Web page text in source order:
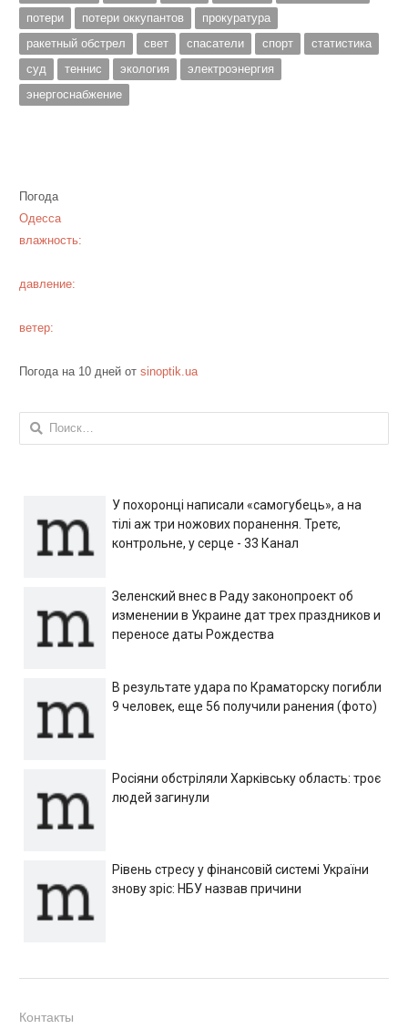
потери
потери оккупантов
прокуратура
ракетный обстрел
свет спасатели спорт
статистика
суд
теннис экология
электроэнергия
энергоснабжение
Погода
Одесса
влажность:
давление:
ветер:
Погода на 10 дней от sinoptik.ua
Найти:
У похоронці написали «самогубець», а на
тілі аж три ножових поранення. Третє,
контрольне, у серце - 33 Канал
Зеленский внес в Раду законопроект об
изменении в Украине дат трех праздников и
переносе даты Рождества
В результате удара по Краматорску погибли
9 человек, еще 56 получили ранения (фото)
Росіяни обстріляли Харківську область: троє
людей загинули
Рівень стресу у фінансовій системі України
знову зріс: НБУ назвав причини
Контакты